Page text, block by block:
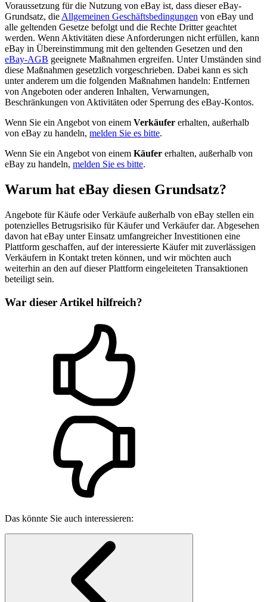
Voraussetzung für die Nutzung von eBay ist, dass dieser eBay-
Grundsatz, die Allgemeinen Geschäftsbedingungen von eBay und
alle geltenden Gesetze befolgt und die Rechte Dritter geachtet
werden. Wenn Aktivitäten diese Anforderungen nicht erfüllen, kann
eBay in Übereinstimmung mit den geltenden Gesetzen und den
eBay-AGB geeignete Maßnahmen ergreifen. Unter Umständen sind
diese Maßnahmen gesetzlich vorgeschrieben. Dabei kann es sich
unter anderem um die folgenden Maßnahmen handeln: Entfernen
von Angeboten oder anderen Inhalten, Verwarnungen,
Beschränkungen von Aktivitäten oder Sperrung des eBay-Kontos.
Wenn Sie ein Angebot von einem Verkäufer erhalten, außerhalb
von eBay zu handeln, melden Sie es bitte.
Wenn Sie ein Angebot von einem Käufer erhalten, außerhalb von
eBay zu handeln, melden Sie es bitte.
Warum hat eBay diesen Grundsatz?
Angebote für Käufe oder Verkäufe außerhalb von eBay stellen ein
potenzielles Betrugsrisiko für Käufer und Verkäufer dar. Abgesehen
davon hat eBay unter Einsatz umfangreicher Investitionen eine
Plattform geschaffen, auf der interessierte Käufer mit zuverlässigen
Verkäufern in Kontakt treten können, und wir möchten auch
weiterhin an den auf dieser Plattform eingeleiteten Transaktionen
beteiligt sein.
War dieser Artikel hilfreich?
Das könnte Sie auch interessieren: